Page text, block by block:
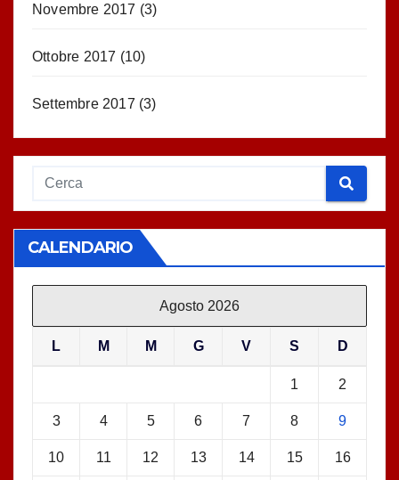
Novembre 2017 (3)
Ottobre 2017 (10)
Settembre 2017 (3)
CALENDARIO
Agosto 2026
L M M G V S D
1 2
3 4 5 6 7 8 9
10 11 12 13 14 15 16